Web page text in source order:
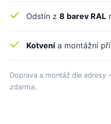
Odstín z 8 barev RAL
Kotvenía montážní
Doprava a montáž dle
zdarma.